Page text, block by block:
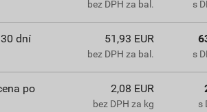
bez DPH za bal. s
dní
51,93 EUR
bez DPH za bal. s
po
2,08 EUR
bez DPH za kg s